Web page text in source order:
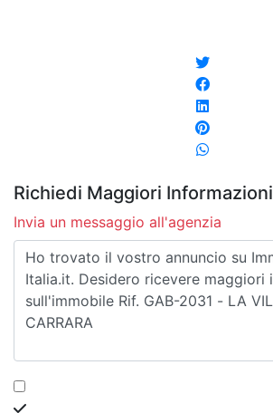
Richiedi Maggiori Informazioni
Invia un messaggio all'agenzia